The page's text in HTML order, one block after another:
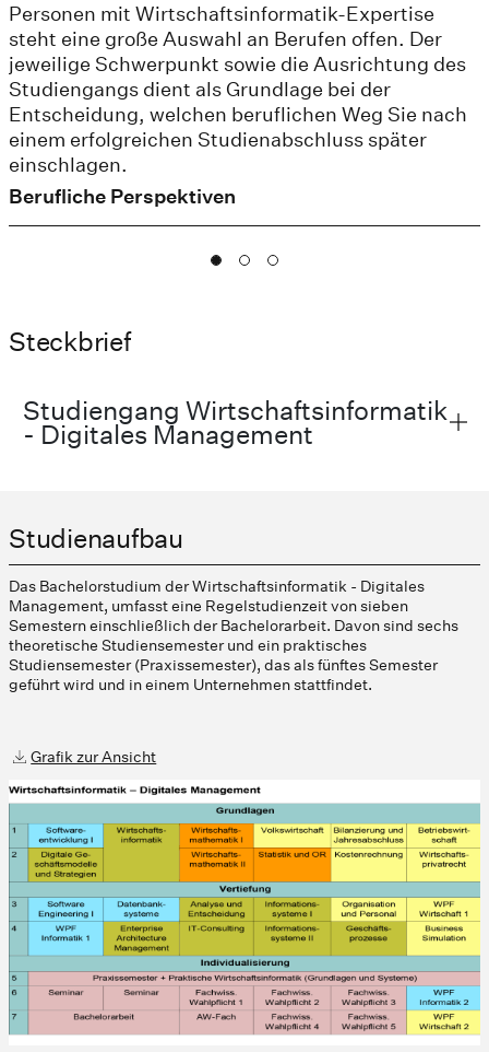
Personen mit Wirtschaftsinformatik-Expertise
steht eine große Auswahl an Berufen offen. Der
jeweilige Schwerpunkt sowie die Ausrichtung des
Studiengangs dient als Grundlage bei der
Entscheidung, welchen beruflichen Weg Sie nach
einem erfolgreichen Studienabschluss später
einschlagen.
Berufliche Perspektiven
Steckbrief
Studiengang Wirtschaftsinformatik
- Digitales Management
Studienaufbau
Das Bachelorstudium der Wirtschaftsinformatik - Digitales
Management, umfasst eine Regelstudienzeit von sieben
Semestern einschließlich der Bachelorarbeit. Davon sind sechs
theoretische Studiensemester und ein praktisches
Studiensemester (Praxissemester), das als fünftes Semester
geführt wird und in einem Unternehmen stattfindet.
Grafik zur Ansicht